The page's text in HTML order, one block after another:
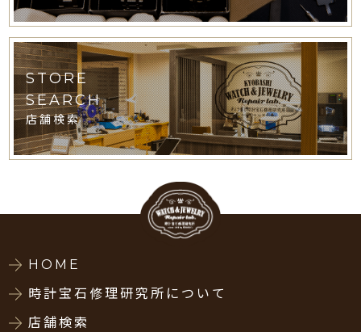
STORE
SEARCH
店舗検索
HOME
時計宝石修理研究所について
店舗検索